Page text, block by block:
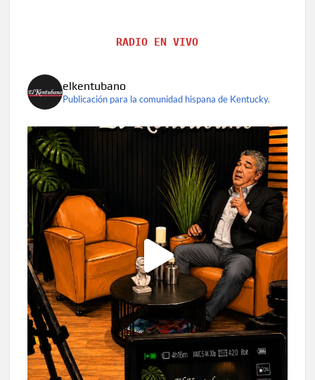
RADIO EN VIVO
elkentubano
Publicación para la comunidad hispana de Kentucky.